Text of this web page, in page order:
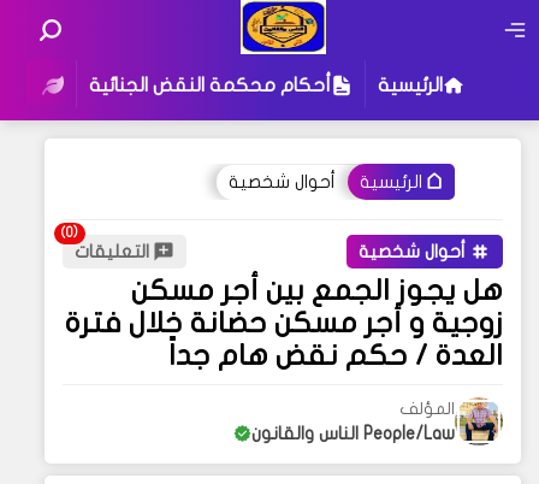
الرئيسية أحكام محكمة النقض الجنائية
الرئيسية أحوال شخصية
أحوال شخصية التعليقات
هل يجوز الجمع بين أجر مسكن
زوجية و أجر مسكن حضانة خلال فترة
العدة / حكم نقض هام جداً
المؤلف
People/Law الناس والقانون